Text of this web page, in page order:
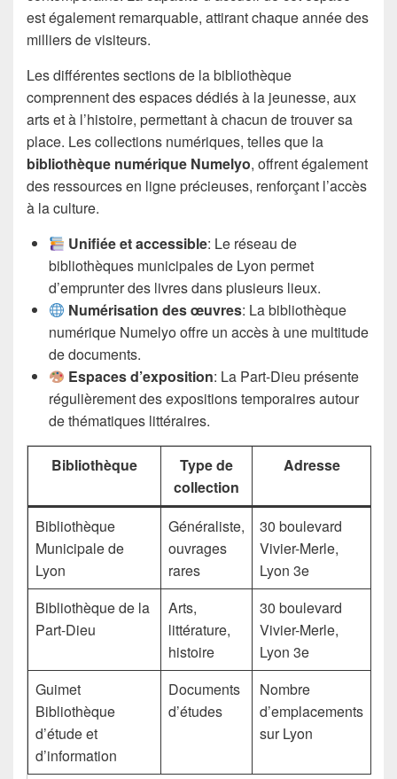
est également remarquable, attirant chaque année des
milliers de visiteurs.
Les différentes sections de la bibliothèque
comprennent des espaces dédiés à la jeunesse, aux
arts et à l’histoire, permettant à chacun de trouver sa
place. Les collections numériques, telles que la
bibliothèque numérique Numelyo, offrent également
des ressources en ligne précieuses, renforçant l’accès
à la culture.
Unifiée et accessible: Le réseau de
bibliothèques municipales de Lyon permet
d’emprunter des livres dans plusieurs lieux.
Numérisation des œuvres: La bibliothèque
numérique Numelyo offre un accès à une multitude
de documents.
Espaces d’exposition: La Part-Dieu présente
régulièrement des expositions temporaires autour
de thématiques littéraires.
Bibliothèque
Type de
collection
Adresse
Bibliothèque
Municipale de
Lyon
Généraliste,
ouvrages
rares
30 boulevard
Vivier-Merle,
Lyon 3e
Bibliothèque de la
Part-Dieu
Arts,
littérature,
histoire
30 boulevard
Vivier-Merle,
Lyon 3e
Guimet
Bibliothèque
d’étude et
d’information
Documents
d’études
Nombre
d’emplacements
sur Lyon